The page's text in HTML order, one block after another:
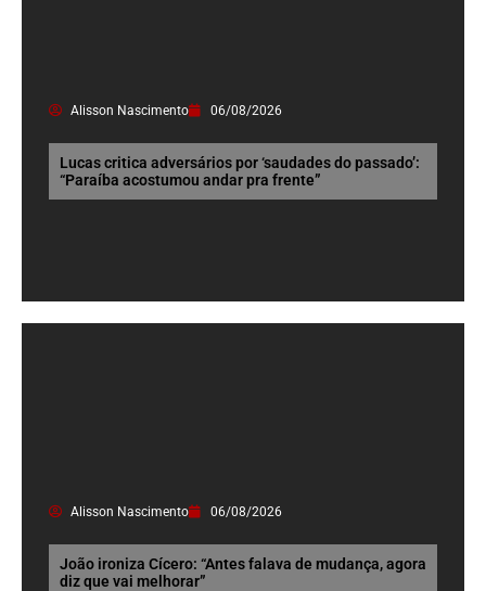
Alisson Nascimento 06/08/2026
Lucas critica adversários por ‘saudades do passado’:
“Paraíba acostumou andar pra frente”
Alisson Nascimento 06/08/2026
João ironiza Cícero: “Antes falava de mudança, agora
diz que vai melhorar”